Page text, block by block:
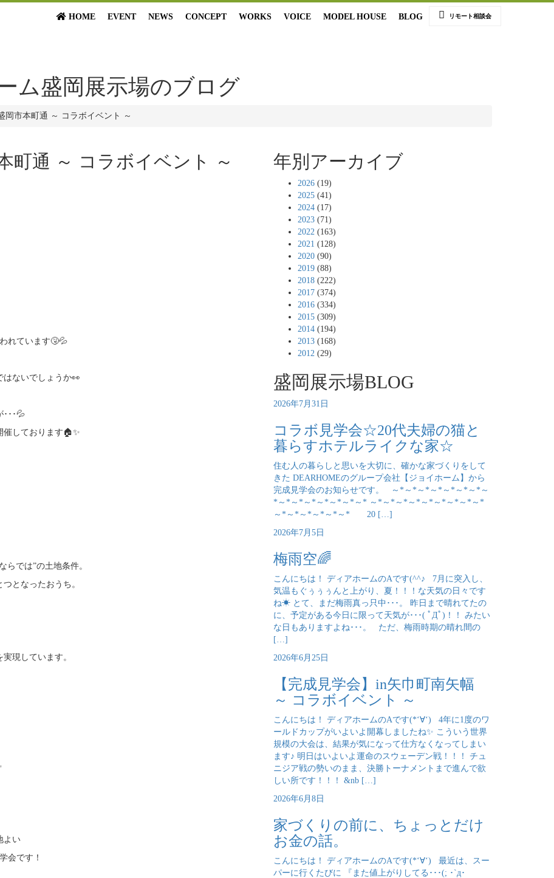
リモート相談会
HOME EVENT NEWS CONCEPT WORKS VOICE MODEL HOUSE BLOG
ム盛岡展示場のブログ
岡市本町通 ～ コラボイベント ～
町通 ～ コラボイベント ～
れています🤧💦
はないでしょうか👀
･･･💦
催しております🏠✨
らでは”の土地条件。
となったおうち。
現しています。
よい
会です！
年別アーカイブ
2026 (19)
2025 (41)
2024 (17)
2023 (71)
2022 (163)
2021 (128)
2020 (90)
2019 (88)
2018 (222)
2017 (374)
2016 (334)
2015 (309)
2014 (194)
2013 (168)
2012 (29)
盛岡展示場BLOG
2026年7月31日
コラボ見学会☆20代夫婦の猫と
暮らすホテルライクな家☆
住む人の暮らしと思いを大切に、確かな家づくりをして
きた DEARHOMEのグループ会社【ジョイホーム】から
完成見学会のお知らせです。 ～*～*～*～*～*～*～*～
*～*～*～*～*～*～*～* ～*～*～*～*～*～*～*～*～*
～*～*～*～*～*～* 20 […]
2026年7月5日
梅雨空🌈
こんにちは！ ディアホームのAです(^^♪ 7月に突入し、
気温もぐぅぅぅんと上がり、夏！！！な天気の日々です
ね☀ とて、まだ梅雨真っ只中･･･。 昨日まで晴れてたの
に、予定がある今日に限って天気が･･･( ﾟДﾟ)！！ みたい
な日もありますよね･･･。 ただ、梅雨時期の晴れ間の
[…]
2026年6月25日
【完成見学会】in矢巾町南矢幅
～ コラボイベント ～
こんにちは！ ディアホームのAです(*‘∀‘) 4年に1度のワ
ールドカップがいよいよ開幕しましたね✨ こういう世界
規模の大会は、結果が気になって仕方なくなってしまい
ます♪ 明日はいよいよ運命のスウェーデン戦！！！ チュ
ニジア戦の勢いのまま、決勝トーナメントまで進んで欲
しい所です！！！ &nb […]
2026年6月8日
家づくりの前に、ちょっとだけ
お金の話。
こんにちは！ ディアホームのAです(*‘∀‘) 最近は、スー
パーに行くたびに 『また値上がりしてる･･･(; ･`д･